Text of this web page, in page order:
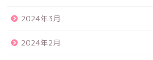
2024年3月
2024年2月